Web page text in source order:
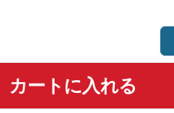
カートに入れる